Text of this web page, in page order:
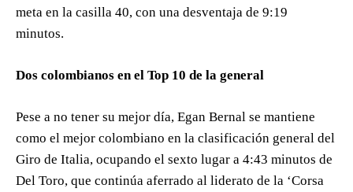
meta en la casilla 40, con una desventaja de 9:19
minutos.
Dos colombianos en el Top 10 de la general
Pese a no tener su mejor día, Egan Bernal se mantiene
como el mejor colombiano en la clasificación general del
Giro de Italia, ocupando el sexto lugar a 4:43 minutos de
Del Toro, que continúa aferrado al liderato de la ‘Corsa